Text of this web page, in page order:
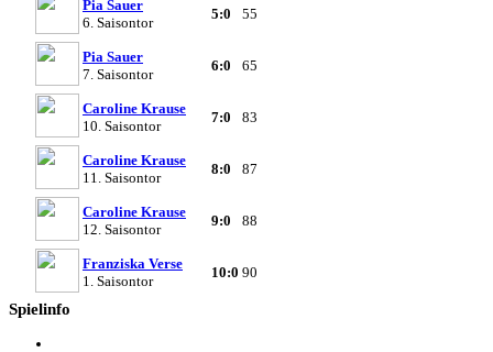
Pia Sauer
6. Saisontor
5:0 55
Pia Sauer
7. Saisontor
6:0 65
Caroline Krause
10. Saisontor
7:0 83
Caroline Krause
11. Saisontor
8:0 87
Caroline Krause
12. Saisontor
9:0 88
Franziska Verse
1. Saisontor
10:0 90
Spielinfo